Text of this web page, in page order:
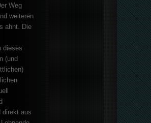
Weg
weiteren
ahnt. Die
dieses
(und
direkt aus